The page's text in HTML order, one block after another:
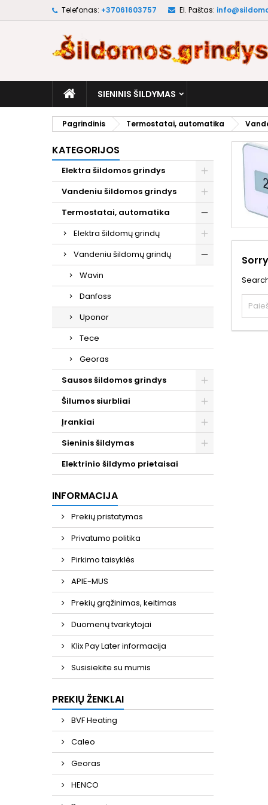
Telefonas: +37061603757 El. Paštas:
SIENINIS ŠILDYMAS
Pagrindinis Termostatai, automatika
KATEGORIJOS
Elektra šildomos grindys
Vandeniu šildomos grindys
Termostatai, automatika
Elektra šildomų grindų
Vandeniu šildomų grindų
Wavin
Danfoss
Uponor
Tece
Georas
Sausos šildomos grindys
Šilumos siurbliai
Įrankiai
Sieninis šildymas
Elektrinio šildymo prietaisai
INFORMACIJA
Prekių pristatymas
Privatumo politika
Pirkimo taisyklės
APIE-MUS
Prekių grąžinimas, keitimas
Duomenų tvarkytojai
Klix Pay Later informacija
Susisiekite su mumis
PREKIŲ ŽENKLAI
BVF Heating
Caleo
Georas
HENCO